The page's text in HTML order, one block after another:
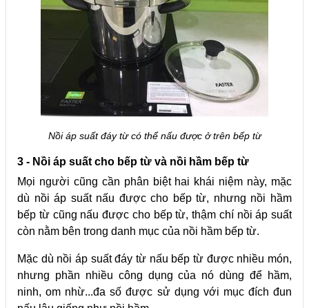
Nồi áp suất đáy từ có thể nấu được ở trên bếp từ
3 - Nồi áp suất cho bếp từ và nồi hầm bếp từ
Mọi người cũng cần phân biệt hai khái niệm này, mặc
dù nồi áp suất nấu được cho bếp từ, nhưng nồi hầm
bếp từ cũng nấu được cho bếp từ, thậm chí nồi áp suất
còn nằm bên trong danh mục của nồi hầm bếp từ.
Mặc dù nồi áp suất đáy từ nấu bếp từ được nhiều món,
nhưng phần nhiều công dụng của nó dùng để hầm,
ninh, om nhừ...đa số được sử dụng với mục đích đun